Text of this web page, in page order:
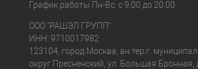
График работы Пн-Вс: с 9:00 до 20:00
ООО "РАШЭЛ ГРУПП"
ИНН: 9710017982
123104, город Москва, вн.тер.г.
округ Пресненский, ул. Большая Бронная,